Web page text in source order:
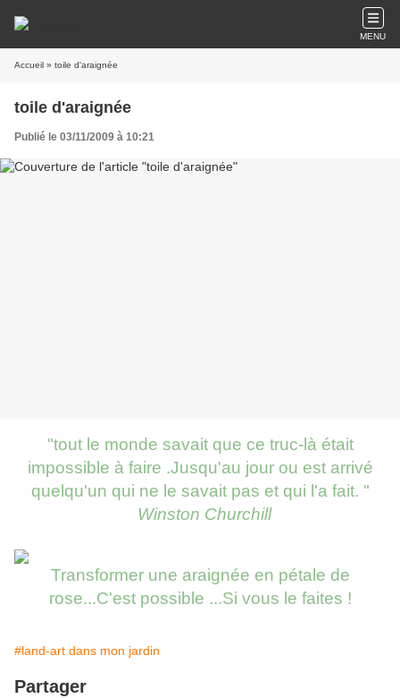
MENU
Accueil » toile d'araignée
toile d'araignée
Publié le 03/11/2009 à 10:21
"tout le monde savait que ce truc-là était
impossible à faire .Jusqu'au jour ou est arrivé
quelqu'un qui ne le savait pas et qui l'a fait. "
Winston Churchill
Transformer une araignée en pétale de
rose...C'est possible ...Si vous le faites !
#land-art dans mon jardin
Partager